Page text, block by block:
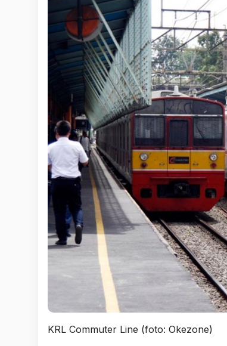
KRL Commuter Line (foto: Okezone)